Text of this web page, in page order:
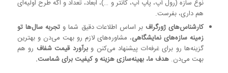
نوع سازه (رول آپ، پاپ آپ، کانتر و …)، ابعاد، تعداد و اگه طرح اولیه‌ای
هم داری، بفرست.
کارشناس‌های ژورگراف بر اساس اطلاعات دقیق شما وتجربه سال‌ها تو
زمینه سازه‌های نمایشگاهی، مشاوره‌های لازم رو بهت می‌دن و بهترین
گزینه‌ها رو برای غرفه‌ات پیشنهاد می‌کنن وبرآورد قیمت شفاف رو هم
بهت می‌دن. هدف ما، بهینه‌سازی هزینه و کیفیت برای شماست.